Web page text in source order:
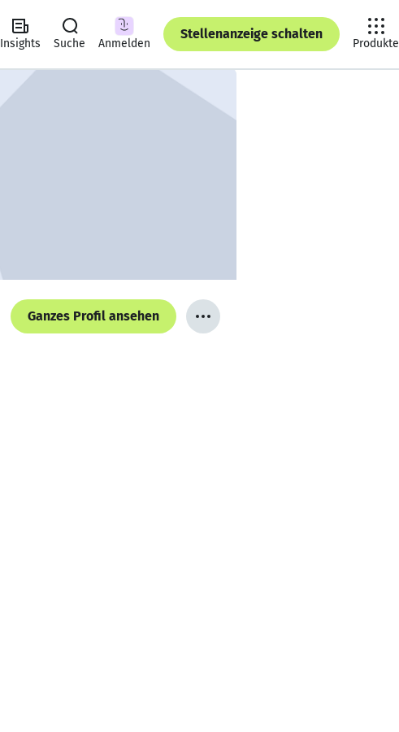
Insights Suche Anmelden
Stellenanzeige schalten
Produkte
Ganzes Profil ansehen